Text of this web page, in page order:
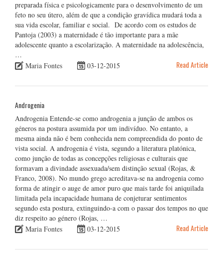
preparada física e psicologicamente para o desenvolvimento de um
feto no seu útero, além de que a condição gravídica mudará toda a
sua vida escolar, familiar e social. De acordo com os estudos de
Pantoja (2003) a maternidade é tão importante para a mãe
adolescente quanto a escolarização. A maternidade na adolescência,
…
Maria Fontes
03-12-2015 Read Article
Androgenia
Androgenia Entende-se como androgenia a junção de ambos os
géneros na postura assumida por um indivíduo. No entanto, a
mesma ainda não é bem conhecida nem compreendida do ponto de
vista social. A androgenia é vista, segundo a literatura platónica,
como junção de todas as concepções religiosas e culturais que
formavam a divindade assexuada/sem distinção sexual (Rojas, &
Franco, 2008). No mundo grego acreditava-se na androgenia como
forma de atingir o auge de amor puro que mais tarde foi aniquilada
limitada pela incapacidade humana de conjeturar sentimentos
segundo esta postura, extinguindo-a com o passar dos tempos no que
diz respeito ao género (Rojas, …
Maria Fontes
03-12-2015 Read Article